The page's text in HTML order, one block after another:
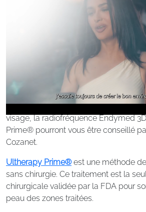
Pour tonifier et redensifier la peau au
visage, la radiofréquence Endymed
Prime® pourront vous être conseillé
Cozanet.
Ultherapy Prime®est une méthode
sans chirurgie. Ce traitement est la
chirurgicale validée par la FDA pour
peau des zones traitées.